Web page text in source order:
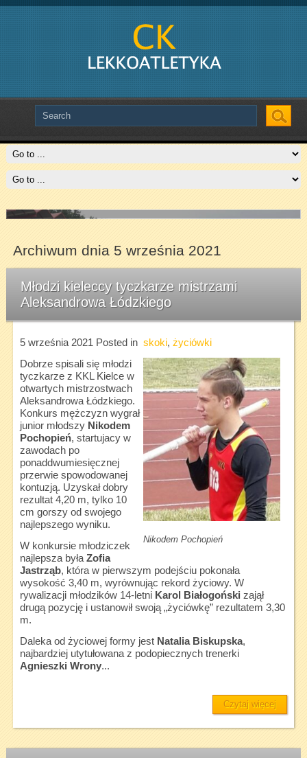
Slide # 2
Czytaj więcej
Archiwum dnia 5 września 2021
Młodzi kieleccy tyczkarze mistrzami
Aleksandrowa Łódzkiego
5 września 2021 Posted in skoki, życiówki
Nikodem Pochopień
Dobrze spisali się młodzi
tyczkarze z KKL Kielce w
otwartych mistrzostwach
Aleksandrowa Łódzkiego.
Konkurs mężczyzn wygrał
junior młodszy Nikodem
Pochopień, startujacy w
zawodach po
ponaddwumiesięcznej
przerwie spowodowanej
kontuzją. Uzyskał dobry
rezultat 4,20 m, tylko 10
cm gorszy od swojego
najlepszego wyniku.
W konkursie młodziczek
najlepsza była Zofia
Jastrząb, która w pierwszym podejściu pokonała
wysokość 3,40 m, wyrównując rekord życiowy. W
rywalizacji młodzików 14-letni Karol Białogoński zajął
drugą pozycję i ustanowił swoją „życiówkę” rezultatem 3,30
m.
Daleka od życiowej formy jest Natalia Biskupska,
najbardziej utytułowana z podopiecznych trenerki
Agnieszki Wrony...
Czytaj więcej